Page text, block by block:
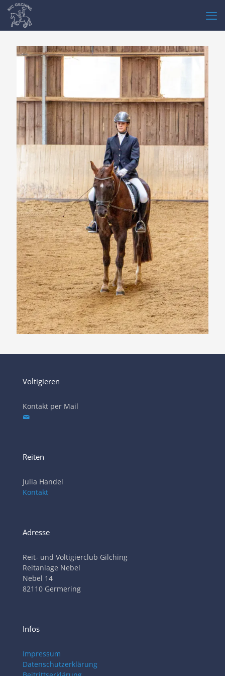
Voltigieren
Kontakt per Mail
Reiten
Julia Handel
Kontakt
Adresse
Reit- und Voltigierclub Gilching
Reitanlage Nebel
Nebel 14
82110 Germering
Infos
Impressum
Datenschutzerklärung